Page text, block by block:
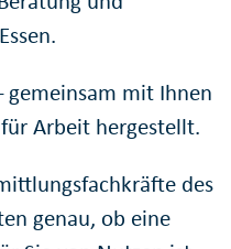
mit Ihnen
Arbeit hergestellt.
des
genau, ob eine